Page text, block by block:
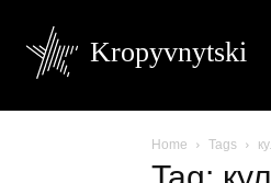
Kropyvnytski
Home Tags